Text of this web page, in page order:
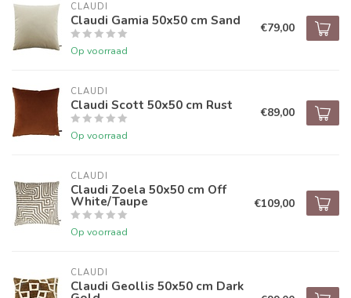
CLAUDI
Claudi Gamia 50x50 cm Sand
Op voorraad
€79,00
CLAUDI
Claudi Scott 50x50 cm Rust
Op voorraad
€89,00
CLAUDI
Claudi Zoela 50x50 cm Off
White/Taupe
Op voorraad
€109,00
CLAUDI
Claudi Geollis 50x50 cm Dark